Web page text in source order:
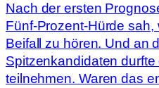
Nach der ersten
Fünf-Prozent-Hürde sah,
Beifall zu hören. Und an
Spitzenkandidaten
teilnehmen. Waren das